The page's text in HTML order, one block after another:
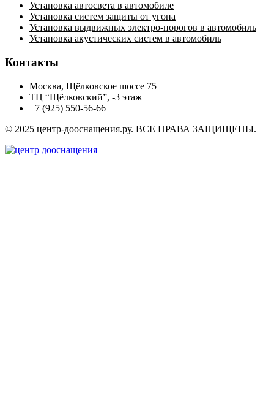
Установка автосвета в автомобиле
Установка систем защиты от угона
Установка выдвижных электро-порогов в автомобиль
Установка акустических систем в автомобиль
Контакты
Москва, Щёлковское шоссе 75
ТЦ “Щёлковский”, -3 этаж
+7 (925) 550-56-66
© 2025 центр-дооснащения.ру. ВСЕ ПРАВА ЗАЩИЩЕНЫ.